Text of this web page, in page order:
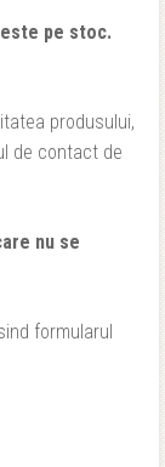
pe stoc.
produsului,
de contact de
nu se
formularul